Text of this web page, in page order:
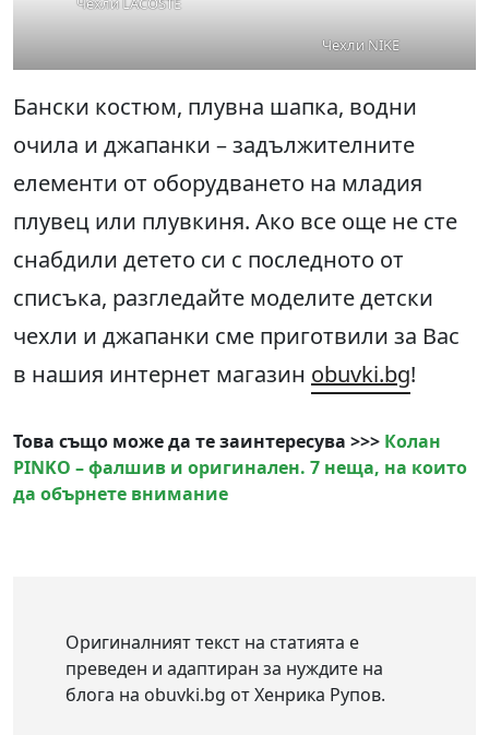
Чехли NIKE
Бански костюм, плувна шапка, водни
очила и джапанки – задължителните
елементи от оборудването на младия
плувец или плувкиня. Ако все още не сте
снабдили детето си с последното от
списъка, разгледайте моделите детски
чехли и джапанки сме приготвили за Вас
в нашия интернет магазин obuvki.bg!
Това също може да те заинтересува >>> Колан
PINKO – фалшив и оригинален. 7 неща, на които
да обърнете внимание
Оригиналният текст на статията е
преведен и адаптиран за нуждите на
блога на obuvki.bg от Хенрика Рупов.